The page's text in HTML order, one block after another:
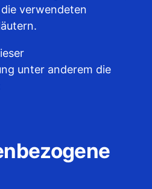
verwendeten
unter anderem die